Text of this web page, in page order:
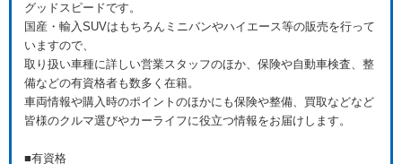
グッドスピードです。
国産・輸入SUVはもちろんミニバンやハイエース等の販売を行って
いますので、
取り扱い車種に詳しい営業スタッフのほか、保険や自動車検査、整
備などの有資格者も数多く在籍。
車両情報や購入時のポイントのほかにも保険や整備、買取などなど
皆様のクルマ選びやカーライフに役立つ情報をお届けします。
■有資格